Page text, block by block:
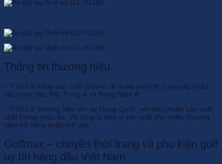
Thông tin thương hiệu
– TYGJ là hãng sản xuất chuyên về dụng cụ Golf cung cấp khắp
các nước Bắc Mỹ, Trung Á và Đông Nam Á
– TYGJ là thương hiệu lớn tại Trung Quốc. với tiêu chuẩn sản xuất
chất lượng châu âu. Và cũng là đơn vị sản xuất cho nhiều thương
hiệu nổi tiếng khắp thế giới
Golfmax – chuyên thời trang và phụ kiện golf
uy tín hàng đầu Việt Nam